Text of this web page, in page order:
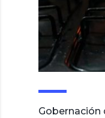
Gobernación